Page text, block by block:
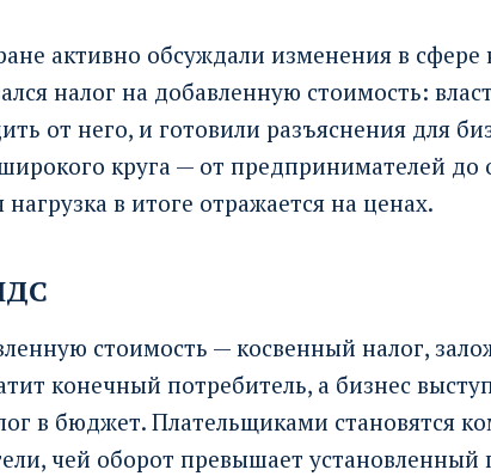
активно обсуждали изменения в сфере
налог на добавленную стоимость:
от него, и готовили разъяснения для
круга — от предпринимателей
нагрузка в итоге отражается на ценах.
стоимость — косвенный налог,
конечный потребитель, а бизнес
в бюджет. Плательщиками становятся
чей оборот превышает установленный